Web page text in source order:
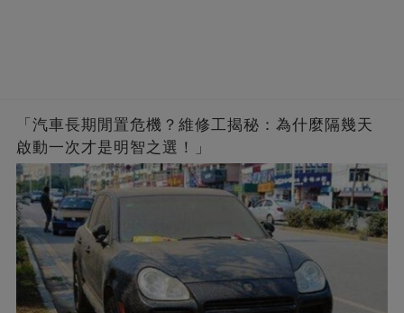
「汽車長期閒置危機？維修工揭秘：為什麼隔幾天
啟動一次才是明智之選！」